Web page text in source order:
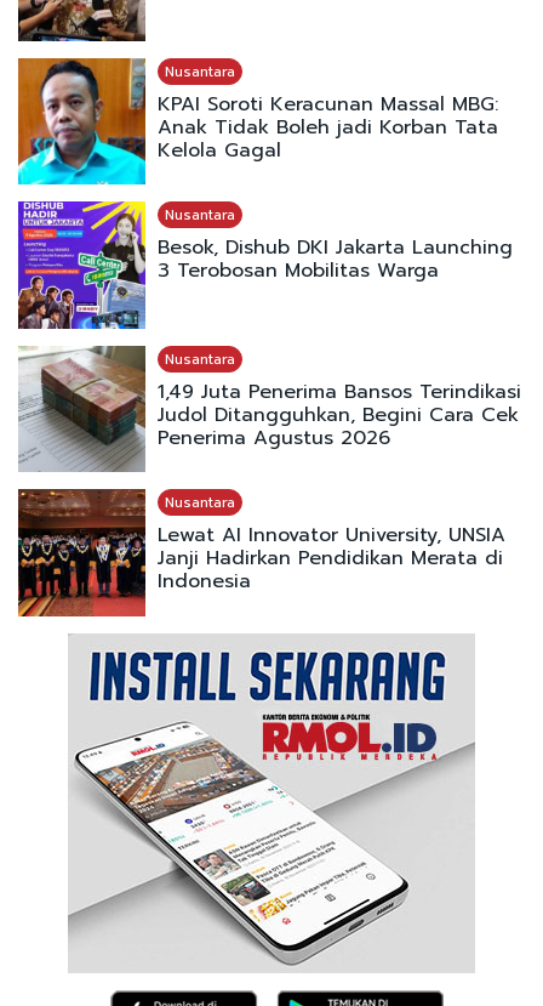
Nusantara
KPAI Soroti Keracunan Massal MBG:
Anak Tidak Boleh jadi Korban Tata
Kelola Gagal
Nusantara
Besok, Dishub DKI Jakarta Launching
3 Terobosan Mobilitas Warga
Nusantara
1,49 Juta Penerima Bansos Terindikasi
Judol Ditangguhkan, Begini Cara Cek
Penerima Agustus 2026
Nusantara
Lewat AI Innovator University, UNSIA
Janji Hadirkan Pendidikan Merata di
Indonesia